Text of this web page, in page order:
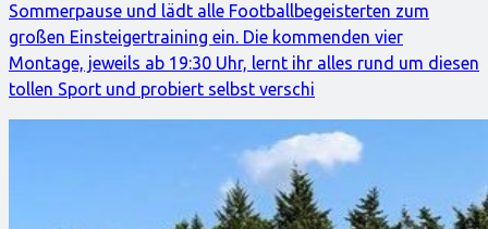
Sommerpause und lädt alle Footballbegeisterten zum
großen Einsteigertraining ein. Die kommenden vier
Montage, jeweils ab 19:30 Uhr, lernt ihr alles rund um diesen
tollen Sport und probiert selbst verschi